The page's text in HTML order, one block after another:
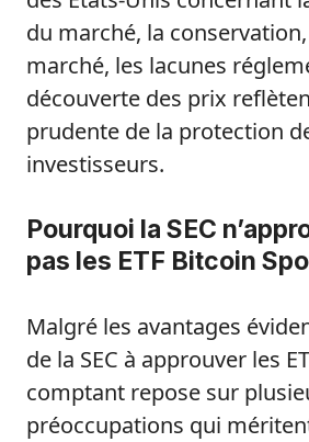
du marché, la
marché, les lacunes
découverte des prix
prudente de la protection
investisseurs.
Pourquoi la SEC
pas les ETF Bitcoin
Malgré les avantages
de la SEC à approuver les
comptant repose sur
préoccupations qui